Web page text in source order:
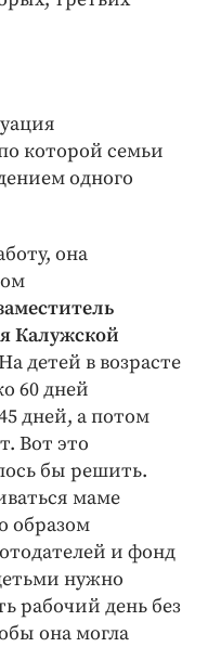
которой семьи
одного
она
Калужской
детей в возрасте
60 дней
дней, а потом
Вот это
бы решить.
маме
образом
и фонд
нужно
рабочий день без
она могла